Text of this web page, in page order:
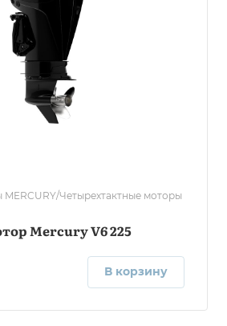
Четырехтактные моторы
Mercury V6 225
В корзину